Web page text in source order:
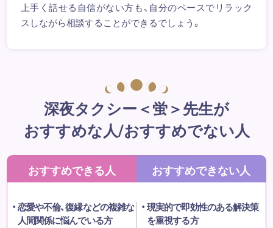
上手く話せる自信がない方も、自分のペースでリラック
スしながら相談することができるでしょう。
深夜タクシー＜蛍＞先生が
おすすめな人/おすすめでない人
おすすめできる人
恋愛や不倫、復縁などの複雑な
人間関係に悩んでいる方
おすすめできない人
現実的で即効性のある解決策
を重視する方